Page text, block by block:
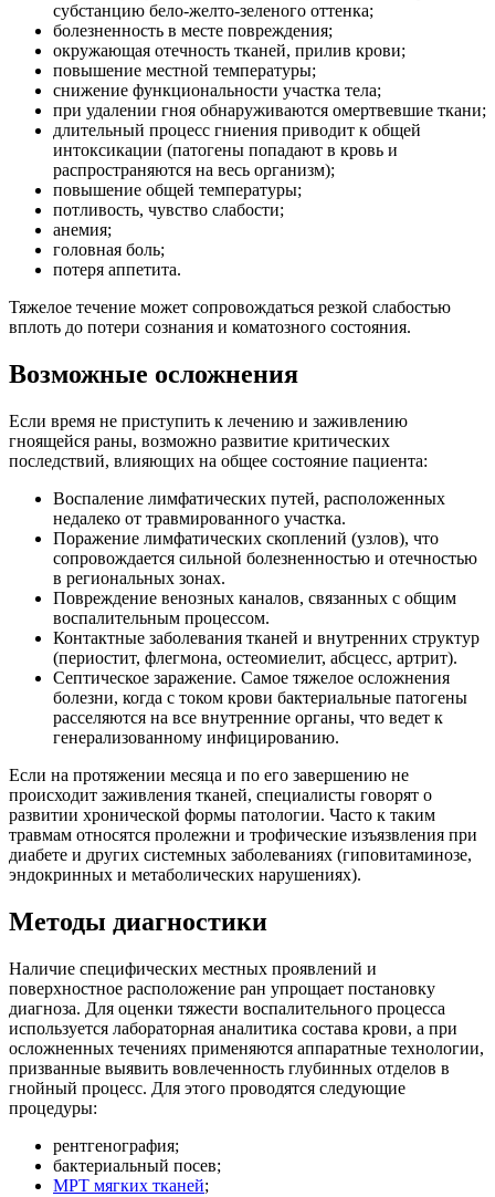
субстанцию бело-желто-зеленого оттенка;
болезненность в месте повреждения;
окружающая отечность тканей, прилив крови;
повышение местной температуры;
снижение функциональности участка тела;
при удалении гноя обнаруживаются омертвевшие ткани;
длительный процесс гниения приводит к общей
интоксикации (патогены попадают в кровь и
распространяются на весь организм);
повышение общей температуры;
потливость, чувство слабости;
анемия;
головная боль;
потеря аппетита.
Тяжелое течение может сопровождаться резкой слабостью
вплоть до потери сознания и коматозного состояния.
Возможные осложнения
Если время не приступить к лечению и заживлению
гноящейся раны, возможно развитие критических
последствий, влияющих на общее состояние пациента:
Воспаление лимфатических путей, расположенных
недалеко от травмированного участка.
Поражение лимфатических скоплений (узлов), что
сопровождается сильной болезненностью и отечностью
в региональных зонах.
Повреждение венозных каналов, связанных с общим
воспалительным процессом.
Контактные заболевания тканей и внутренних структур
(периостит, флегмона, остеомиелит, абсцесс, артрит).
Септическое заражение. Самое тяжелое осложнения
болезни, когда с током крови бактериальные патогены
расселяются на все внутренние органы, что ведет к
генерализованному инфицированию.
Если на протяжении месяца и по его завершению не
происходит заживления тканей, специалисты говорят о
развитии хронической формы патологии. Часто к таким
травмам относятся пролежни и трофические изъязвления при
диабете и других системных заболеваниях (гиповитаминозе,
эндокринных и метаболических нарушениях).
Методы диагностики
Наличие специфических местных проявлений и
поверхностное расположение ран упрощает постановку
диагноза. Для оценки тяжести воспалительного процесса
используется лабораторная аналитика состава крови, а при
осложненных течениях применяются аппаратные технологии,
призванные выявить вовлеченность глубинных отделов в
гнойный процесс. Для этого проводятся следующие
процедуры:
рентгенография;
бактериальный посев;
МРТ мягких тканей;